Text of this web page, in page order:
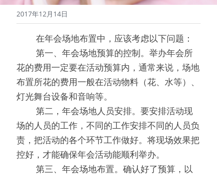
2017年12月14日
在年会场地布置中，应该考虑以下问题：
第一、年会场地预算的控制。举办年会所
花的费用一定要在活动预算内，通常来说，场地
布置所花的费用一般在活动物料（花、水等）、
灯光舞台设备和音响等。
第二，年会场地人员安排。要安排活动现
场的人员的工作，不同的工作安排不同的人员负
责，把活动的各个环节工作做好。将现场效果把
控好，才能确保年会活动能顺利举办。
第三、年会场地布置。确认好了预算，以